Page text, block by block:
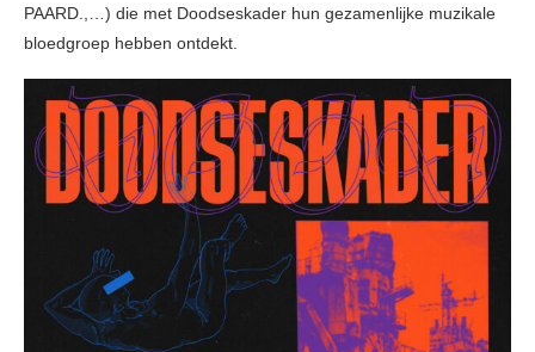
PAARD.,…) die met Doodseskader hun gezamenlijke muzikale
bloedgroep hebben ontdekt.